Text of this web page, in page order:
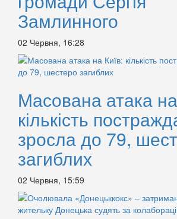
Замлинного
02 Червня, 16:28
Масована атака
кількість
зросла до 79,
загиблих
02 Червня, 15:59